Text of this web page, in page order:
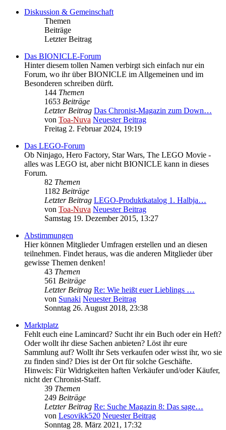
Diskussion & Gemeinschaft
Themen
Beiträge
Letzter Beitrag
Das BIONICLE-Forum
Hinter diesem tollen Namen verbirgt sich einfach nur ein
Forum, wo ihr über BIONICLE im Allgemeinen und im
Besonderen schreiben dürft.
144 Themen
1653 Beiträge
Letzter Beitrag Das Chronist-Magazin zum Down…
von Toa-Nuva Neuester Beitrag
Freitag 2. Februar 2024, 19:19
Das LEGO-Forum
Ob Ninjago, Hero Factory, Star Wars, The LEGO Movie -
alles was LEGO ist, aber nicht BIONICLE kann in dieses
Forum.
82 Themen
1182 Beiträge
Letzter Beitrag LEGO-Produktkatalog 1. Halbja…
von Toa-Nuva Neuester Beitrag
Samstag 19. Dezember 2015, 13:27
Abstimmungen
Hier können Mitglieder Umfragen erstellen und an diesen
teilnehmen. Findet heraus, was die anderen Mitglieder über
gewisse Themen denken!
43 Themen
561 Beiträge
Letzter Beitrag Re: Wie heißt euer Lieblings …
von Sunaki Neuester Beitrag
Sonntag 26. August 2018, 23:38
Marktplatz
Fehlt euch eine Lamincard? Sucht ihr ein Buch oder ein Heft?
Oder wollt ihr diese Sachen anbieten? Löst ihr eure
Sammlung auf? Wollt ihr Sets verkaufen oder wisst ihr, wo sie
zu finden sind? Dies ist der Ort für solche Geschäfte.
Hinweis: Für Widrigkeiten haften Verkäufer und/oder Käufer,
nicht der Chronist-Staff.
39 Themen
249 Beiträge
Letzter Beitrag Re: Suche Magazin 8: Das sage…
von Lesovikk520 Neuester Beitrag
Sonntag 28. März 2021, 17:32